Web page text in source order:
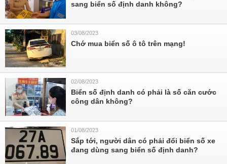
sang biển số định danh không?
03/08/2023
Chớ mua biển số ô tô trên mạng!
02/08/2023
Biển số định danh có phải là số căn cước
công dân không?
01/08/2023
Sắp tới, người dân có phải đổi biển số xe
đang dùng sang biển số định danh?